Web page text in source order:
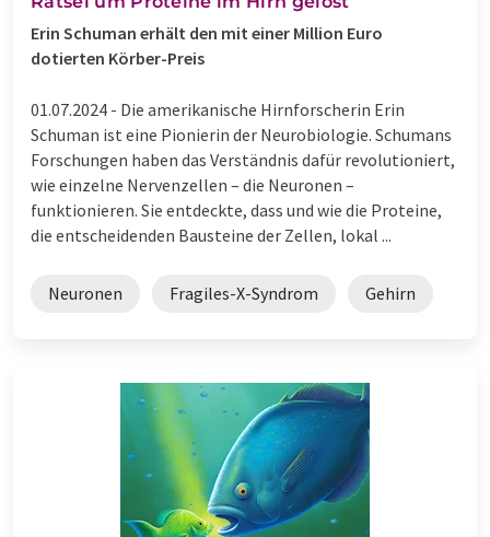
Erin Schuman erhält den mit einer Million Euro
dotierten Körber-Preis
01.07.2024 - Die amerikanische Hirnforscherin Erin
Schuman ist eine Pionierin der Neurobiologie. Schumans
Forschungen haben das Verständnis dafür revolutioniert,
wie einzelne Nervenzellen – die Neuronen –
funktionieren. Sie entdeckte, dass und wie die Proteine,
die entscheidenden Bausteine der Zellen, lokal ...
Neuronen Fragiles-X-Syndrom Gehirn